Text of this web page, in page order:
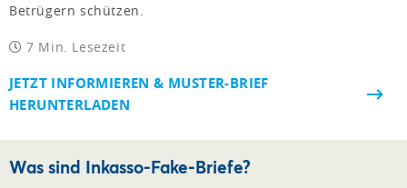
Betrügern schützen.
7 Min. Lesezeit
JETZT INFORMIEREN & MUSTER-BRIEF
HERUNTERLADEN
Was sind Inkasso-Fake-Briefe?